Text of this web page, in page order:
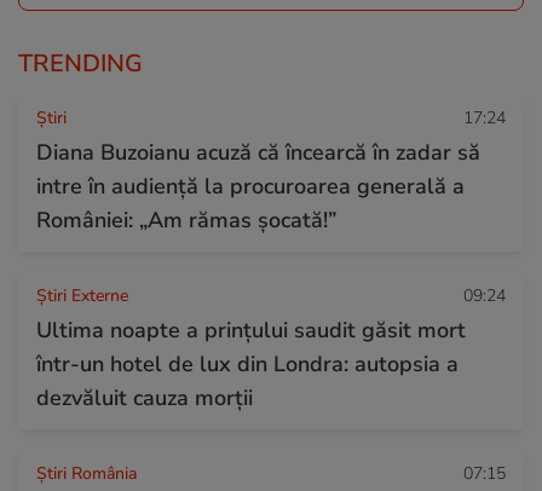
TRENDING
Ştiri 17:24
Diana Buzoianu acuză că încearcă în zadar să
intre în audiență la procuroarea generală a
României: „Am rămas șocată!”
Știri Externe 09:24
Ultima noapte a prințului saudit găsit mort
într-un hotel de lux din Londra: autopsia a
dezvăluit cauza morții
Știri România 07:15